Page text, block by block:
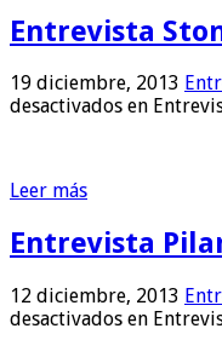
Entrevista
19 diciembre, 2013
desactivados en
Leer más
Entrevista
12 diciembre, 2013
desactivados en